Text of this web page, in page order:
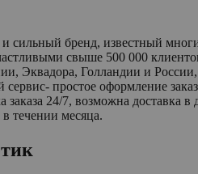
бренд, известный
свыше 500 000
Эквадора, Голландии и
простое оформление
24/7, возможна доставка
течении месяца.